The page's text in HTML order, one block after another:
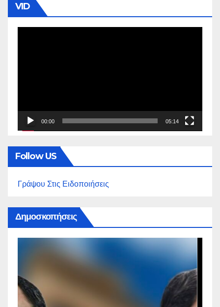
VID
00:00 05:14
Follow US
Γράψου Στις Ειδοποιήσεις
Δημοσκοπήσεις